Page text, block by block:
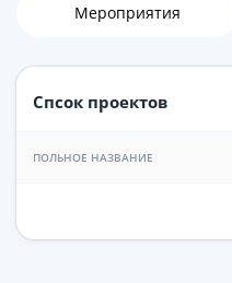
Мероприятия
Спсок проектов
ПОЛЬНОЕ НАЗВАНИЕ